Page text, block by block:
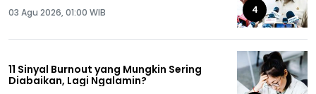
03 Agu 2026, 01:00 WIB 4
11 Sinyal Burnout yang Mungkin Sering
Diabaikan, Lagi Ngalamin?